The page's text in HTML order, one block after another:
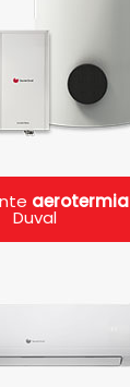
aerotermia
Duval